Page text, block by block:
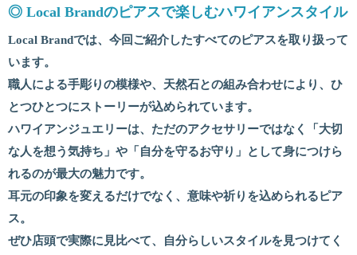
◎ Local Brandのピアスで楽しむハワイアンスタイル
Local Brandでは、今回ご紹介したすべてのピアスを取り扱って
います。
職人による手彫りの模様や、天然石との組み合わせにより、ひ
とつひとつにストーリーが込められています。
ハワイアンジュエリーは、ただのアクセサリーではなく「大切
な人を想う気持ち」や「自分を守るお守り」として身につけら
れるのが最大の魅力です。
耳元の印象を変えるだけでなく、意味や祈りを込められるピア
ス。
ぜひ店頭で実際に見比べて、自分らしいスタイルを見つけてく